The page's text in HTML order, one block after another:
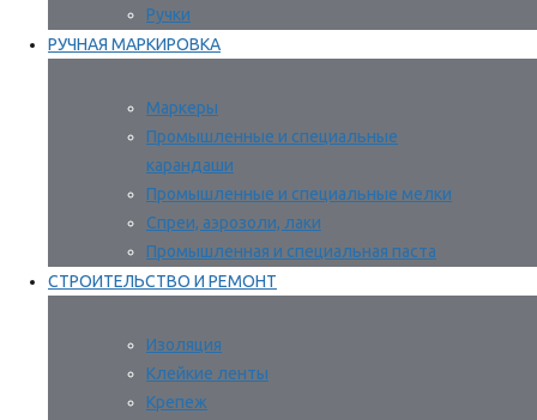
Ручки
РУЧНАЯ МАРКИРОВКА
Маркеры
Промышленные и специальные
карандаши
Промышленные и специальные мелки
Спреи, аэрозоли, лаки
Промышленная и специальная паста
СТРОИТЕЛЬСТВО И РЕМОНТ
Изоляция
Клейкие ленты
Крепеж